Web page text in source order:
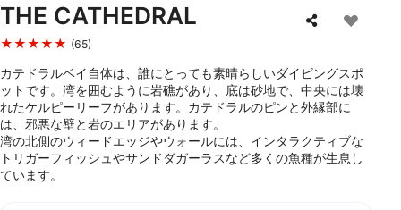
THE CATHEDRAL
★★★★★ (65)
カテドラルベイ自体は、誰にとっても素晴らしいダイビングスポ
ットです。湾を囲むように岩礁があり、底は砂地で、中央には壊
れたケルピーリーフがあります。カテドラルのピンと外縁部に
は、邪悪な壁と岩のエリアがあります。
湾の北側のウィードエッジやウォールには、インタラクティブな
トリガーフィッシュやサンドダガーラスなど多くの魚種が生息し
ています。